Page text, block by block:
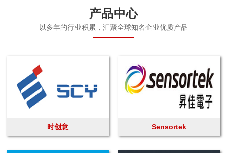
产品中心
以多年的行业积累，汇聚全球知名企业优质产品
时创意 Sensortek